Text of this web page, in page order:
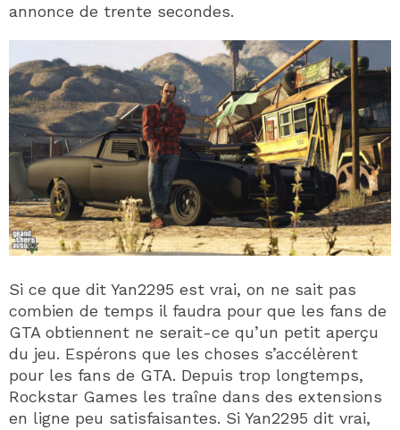
annonce de trente secondes.
Si ce que dit Yan2295 est vrai, on ne sait pas
combien de temps il faudra pour que les fans de
GTA obtiennent ne serait-ce qu’un petit aperçu
du jeu. Espérons que les choses s’accélèrent
pour les fans de GTA. Depuis trop longtemps,
Rockstar Games les traîne dans des extensions
en ligne peu satisfaisantes. Si Yan2295 dit vrai,